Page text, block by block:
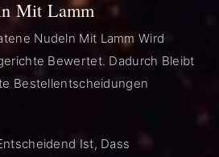
Mit Lamm
Nudeln Mit Lamm Wird
Bewertet. Dadurch Bleibt
Bestellentscheidungen
Ist, Dass